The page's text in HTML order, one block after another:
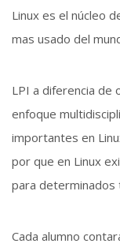
Linux es el núcleo
mas usado del
LPI a diferencia de
enfoque
importantes en
por que en Linux
para determinados
Cada alumno